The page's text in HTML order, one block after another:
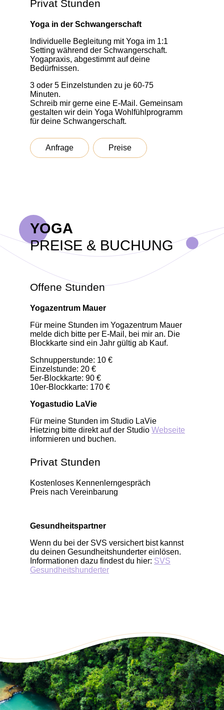
Privat Stunden
Yoga in der Schwangerschaft
Individuelle Begleitung mit Yoga im 1:1
Setting während der Schwangerschaft.
Yogapraxis, abgestimmt auf deine
Bedürfnissen.
3 oder 5 Einzelstunden zu je 60-75
Minuten.
Schreib mir gerne eine E-Mail. Gemeinsam
gestalten wir dein Yoga Wohlfühlprogramm
für deine Schwangerschaft.
Anfrage Preise
YOGA
PREISE & BUCHUNG
Offene Stunden
Yogazentrum Mauer
Für meine Stunden im Yogazentrum Mauer
melde dich bitte per E-Mail, bei mir an. Die
Blockkarte sind ein Jahr gültig ab Kauf.
Schnupperstunde: 10 €
Einzelstunde: 20 €
5er-Blockkarte: 90 €
10er-Blockkarte: 170 €
Yogastudio LaVie
Für meine Stunden im Studio LaVie
Hietzing bitte direkt auf der Studio Webseite
informieren und buchen.
Privat Stunden
Kostenloses Kennenlerngespräch
Preis nach Vereinbarung
Gesundheitspartner
Wenn du bei der SVS versichert bist kannst
du deinen Gesundheitshunderter einlösen.
Informationen dazu findest du hier: SVS
Gesundheitshunderter